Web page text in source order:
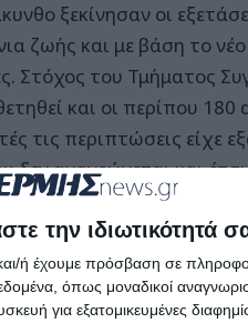
την ιδιωτικότητά
ή έχουμε πρόσβαση σε
όπως μοναδικοί
για εξατομικευμένες
ξεκίνησαν οι
ζωής και με βάση το
Στόχος του Τμήματος
και οι περίπου 180
τις περιπτώσεις είχε
δεν ανανεώνεται και
ξαναπιάσουν τιμόνι.